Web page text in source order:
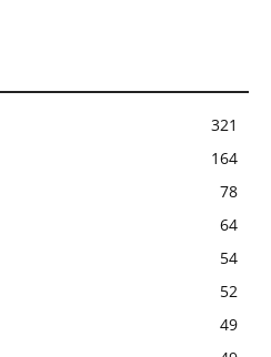
321
164
78
64
54
52
49